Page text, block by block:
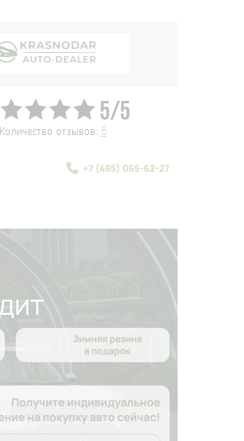
5/5
Количество отзывов: 6